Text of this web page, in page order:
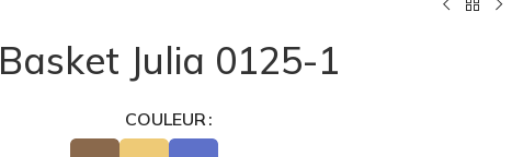
Basket Julia 0125-1
COULEUR